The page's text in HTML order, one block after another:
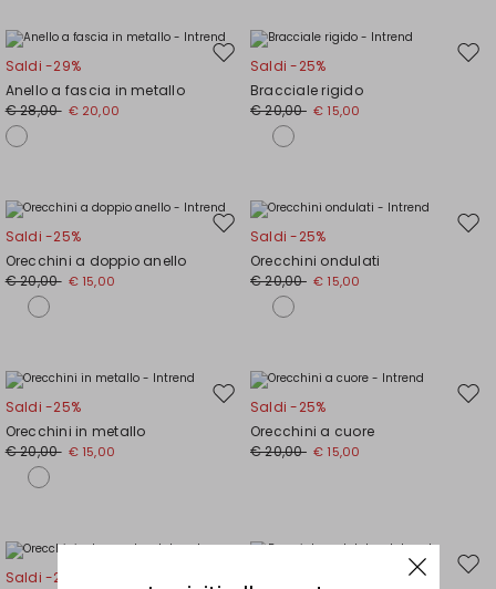
Sposta
nella
wishlist
Saldi -29%
Anello a fascia in metallo
€ 28,00 € 20,00
Saldi -25%
Bracciale rigido
€ 20,00 € 15,00
Sposta
wishlist
Saldi -25%
Orecchini a doppio anello
€ 20,00 € 15,00
Saldi -25%
Orecchini ondulati
€ 20,00 € 15,00
Sposta
wishlist
Saldi -25%
Orecchini in metallo
€ 20,00 € 15,00
Saldi -25%
Orecchini a cuore
€ 20,00 € 15,00
Saldi -25%